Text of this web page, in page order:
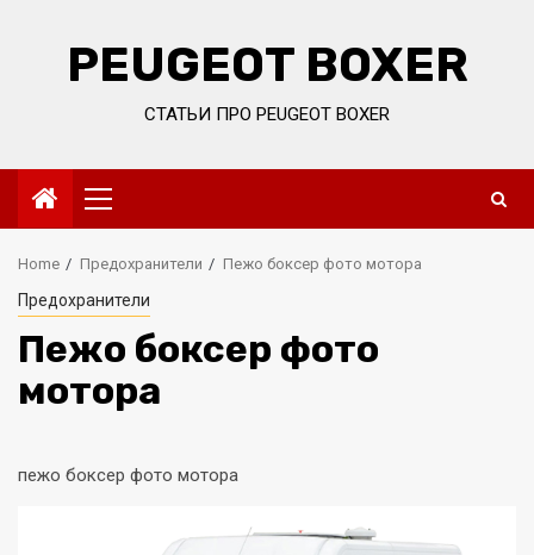
PEUGEOT BOXER
СТАТЬИ ПРО PEUGEOT BOXER
Primary
Menu
Home Предохранители Пежо боксер фото мотора
Предохранители
Пежо боксер фото
мотора
пежо боксер фото мотора